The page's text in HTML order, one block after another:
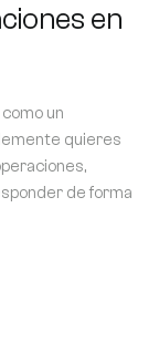
en
un
quieres
de forma